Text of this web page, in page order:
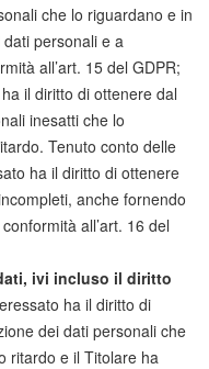
che lo riguardano e in
dati personali e a
all’art. 15 del GDPR;
ha il diritto di ottenere dal
inesatti che lo
Tenuto conto delle
ha il diritto di ottenere
anche fornendo
all’art. 16 del
ivi incluso il diritto
ha il diritto di
dei dati personali che
ritardo e il Titolare ha